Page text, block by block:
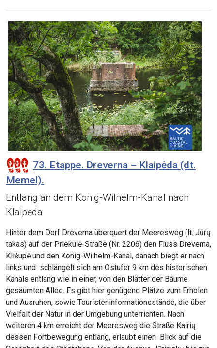
73. Etappe. Dreverna – Klaipėda (dt.
Memel).
Entlang an dem König-Wilhelm-Kanal nach
Klaipėda
Hinter dem Dorf Dreverna überquert der Meeresweg (lt. Jūrų
takas) auf der Priekulė-Straße (Nr. 2206) den Fluss Dreverna,
Klišupė und den König-Wilhelm-Kanal, danach biegt er nach
links und schlängelt sich am Ostufer 9 km des historischen
Kanals entlang wie in einer, von den Blätter der Bäume
gesäumten Allee. Es gibt hier genügend Plätze zum Erholen
und Ausruhen, sowie Touristeninformationsstände, die über
Vielfalt der Natur in der Umgebung unterrichten. Nach
weiteren 4 km erreicht der Meeresweg die Straße Kairių
dessen Fortbewegung entlang, erlaubt einen Blick auf die